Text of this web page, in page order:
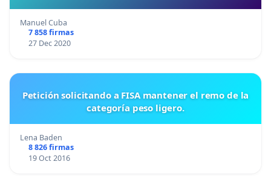
Manuel Cuba
7 858 firmas
27 Dec 2020
Petición solicitando a FISA mantener el remo de la
categoría peso ligero.
Lena Baden
8 826 firmas
19 Oct 2016